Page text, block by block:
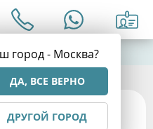
город - Москва?
ДА, ВСЕ ВЕРНО
ДРУГОЙ ГОРОД